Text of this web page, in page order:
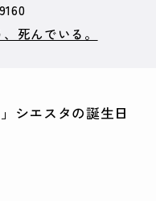
死んでいる。
シエスタの誕生日